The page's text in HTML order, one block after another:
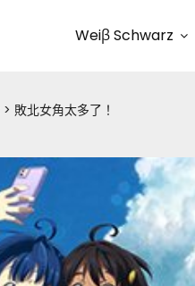
Weiβ Schwarz
敗北女角太多了！